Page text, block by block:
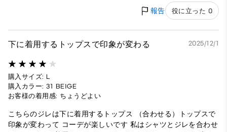
報告 役に立った 0
下に着用するトップスで印象が変わる 2025/12/1
購入サイズ: L
購入カラー: 31 BEIGE
お客様の着用感: ちょうどよい
こちらのジレは下に着用するトップス （合わせる）トップスで
印象が変わって コーデが楽しいです 私はシャツとジレを合わせ